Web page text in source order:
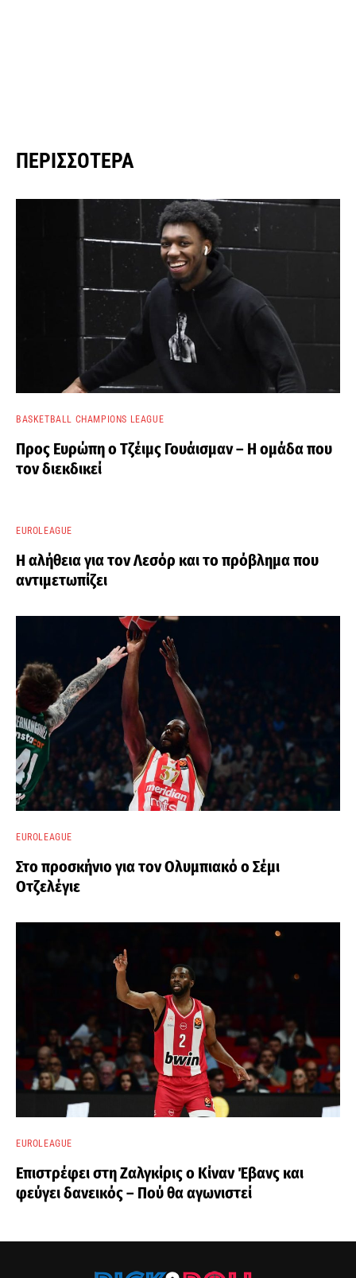
ΠΕΡΙΣΣΌΤΕΡΑ
BASKETBALL CHAMPIONS LEAGUE
Προς Ευρώπη ο Τζέιμς Γουάισμαν – Η ομάδα που
τον διεκδικεί
EUROLEAGUE
Η αλήθεια για τον Λεσόρ και το πρόβλημα που
αντιμετωπίζει
EUROLEAGUE
Στο προσκήνιο για τον Ολυμπιακό ο Σέμι
Οτζελέγιε
EUROLEAGUE
Επιστρέφει στη Ζαλγκίρις ο Κίναν Έβανς και
φεύγει δανεικός – Πού θα αγωνιστεί